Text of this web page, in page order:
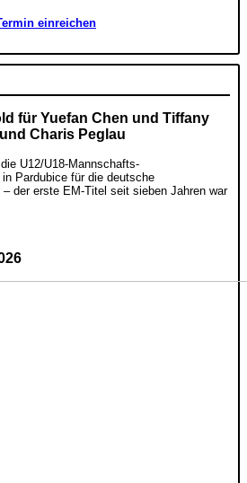
einreichen
für Yuefan Chen und Tiffany
Charis Peglau
U12/U18-Mannschafts-
Pardubice für die deutsche
der erste EM-Titel seit sieben Jahren war